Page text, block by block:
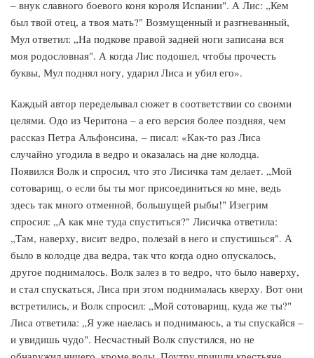
– внук славного боевого коня короля Испании". А Лис: „Кем
был твой отец, а твоя мать?" Возмущенный и разгневанный,
Мул ответил: „На подкове правой задней ноги записана вся
моя родословная". А когда Лис подошел, чтобы прочесть
буквы, Мул поднял ногу, ударил Лиса и убил его».
Каждый автор переделывал сюжет в соответствии со своими
целями. Одо из Черитона – а его версия более поздняя, чем
рассказ Петра Альфонсина, – писал: «Как-то раз Лиса
случайно угодила в ведро и оказалась на дне колодца.
Появился Волк и спросил, что это Лисичка там делает. „Мой
сотоварищ, о если бы ты мог присоединиться ко мне, ведь
здесь так много отменной, большущей рыбы!" Изегрим
спросил: „А как мне туда спуститься?" Лисичка ответила:
„Там, наверху, висит ведро, полезай в него и спустишься". А
было в колодце два ведра, так что когда одно опускалось,
другое поднималось. Волк залез в то ведро, что было наверху,
и стал спускаться, Лиса при этом поднималась кверху. Вот они
встретились, и Волк спросил: „Мой сотоварищ, куда же ты?"
Лиса ответила: „Я уже наелась и поднимаюсь, а ты спускайся –
и увидишь чудо". Несчастный Волк спустился, но не